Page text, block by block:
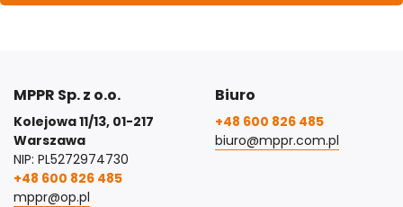
MPPR Sp. z o.o.
Kolejowa 11/13, 01-217
Warszawa
NIP: PL5272974730
+48 600 826 485
mppr@op.pl
Biuro
+48 600 826 485
biuro@mppr.com.pl